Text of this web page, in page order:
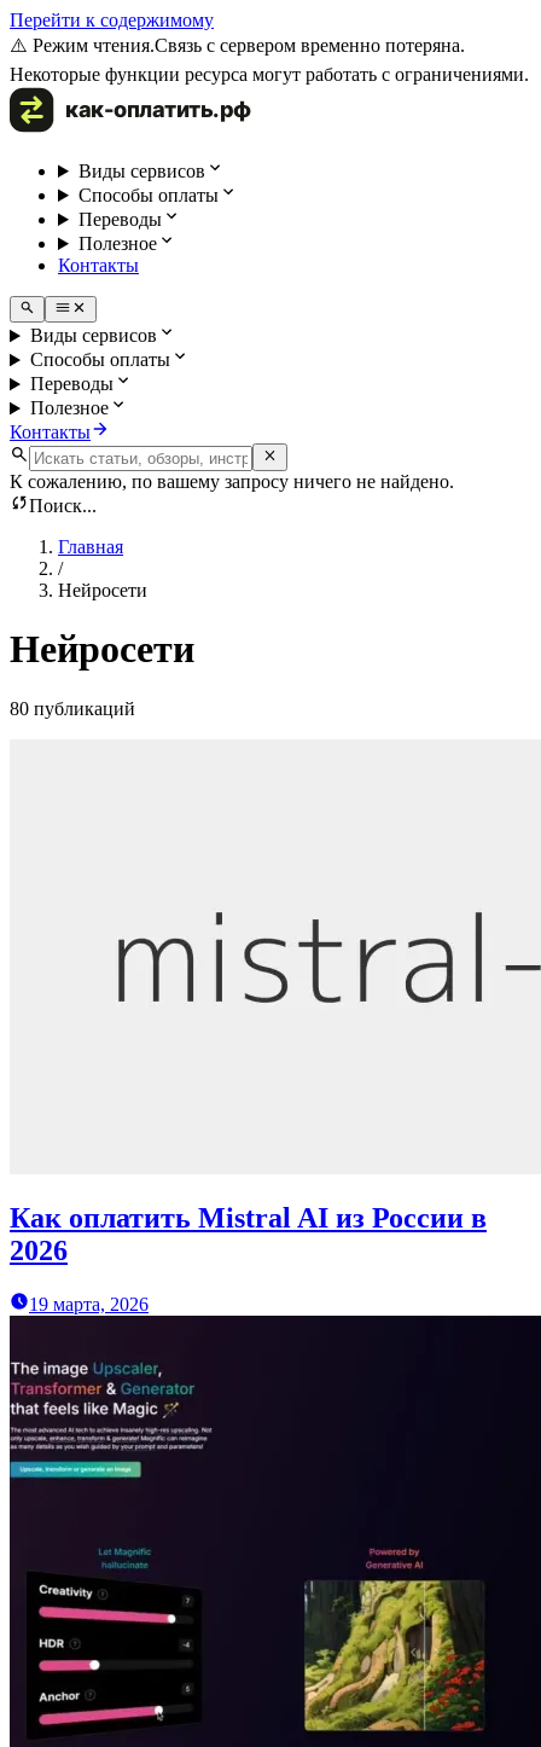
Перейти к содержимому
⚠️ Режим чтения.Связь с сервером временно потеряна.
Некоторые функции ресурса могут работать с ограничениями.
Виды сервисов
Способы оплаты
Переводы
Полезное
Контакты
Виды сервисов
Способы оплаты
Переводы
Полезное
Контакты
К сожалению, по вашему запросу ничего не найдено.
Поиск...
Главная
/
Нейросети
Нейросети
80 публикаций
Как оплатить Mistral AI из России в
2026
19 марта, 2026